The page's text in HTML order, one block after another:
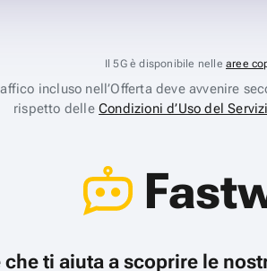
Il 5G è disponibile nelle aree
incluso nell’Offerta deve avvenire
rispetto delleCondizioni d’Uso del
ti aiuta a scoprire le